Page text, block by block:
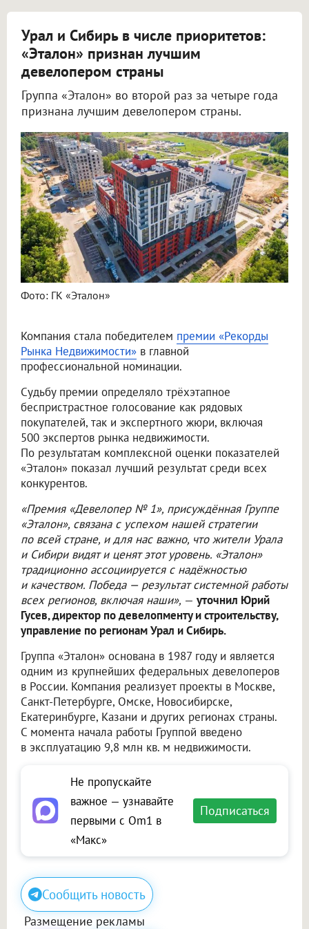
Урал и Сибирь в числе приоритетов:
«Эталон» признан лучшим
девелопером страны
Группа «Эталон» во второй раз за четыре года
признана лучшим девелопером страны.
Фото: ГК «Эталон»
Компания стала победителем премии «Рекорды
Рынка Недвижимости» в главной
профессиональной номинации.
Судьбу премии определяло трёхэтапное
беспристрастное голосование как рядовых
покупателей, так и экспертного жюри, включая
500 экспертов рынка недвижимости.
По результатам комплексной оценки показателей
«Эталон» показал лучший результат среди всех
конкурентов.
«Премия «Девелопер № 1», присуждённая Группе
«Эталон», связана с успехом нашей стратегии
по всей стране, и для нас важно, что жители Урала
и Сибири видят и ценят этот уровень. «Эталон»
традиционно ассоциируется с надёжностью
и качеством. Победа — результат системной работы
всех регионов, включая наши», — уточнил Юрий
Гусев, директор по девелопменту и строительству,
управление по регионам Урал и Сибирь.
Группа «Эталон» основана в 1987 году и является
одним из крупнейших федеральных девелоперов
в России. Компания реализует проекты в Москве,
Санкт-Петербурге, Омске, Новосибирске,
Екатеринбурге, Казани и других регионах страны.
С момента начала работы Группой введено
в эксплуатацию 9,8 млн кв. м недвижимости.
Не пропускайте
важное — узнавайте
первыми с Om1 в
«Макс»
Подписаться
Сообщить новость
Размещение рекламы